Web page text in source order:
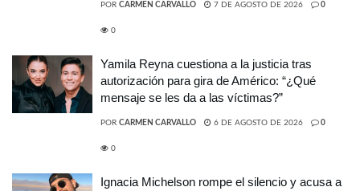
POR CARMEN CARVALLO 7 DE AGOSTO DE 2026 0
0
Yamila Reyna cuestiona a la justicia tras
autorización para gira de Américo: “¿Qué
mensaje se les da a las víctimas?”
POR CARMEN CARVALLO 6 DE AGOSTO DE 2026 0
0
Ignacia Michelson rompe el silencio y acusa a